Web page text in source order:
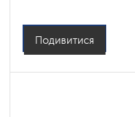
Бічні щітки: 1
Подивитися